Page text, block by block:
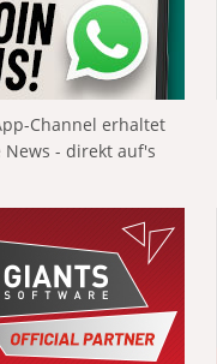
Channel erhaltet
- direkt auf's